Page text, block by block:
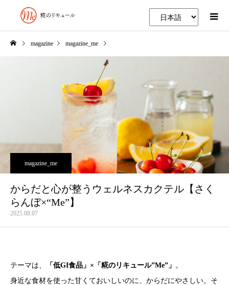
magazine magazine_me
magazine_me
からだと心が整うウェルネスカクテル【さく
らんぼ×“Me”】
2025.08.07
テーマは、 「低GI食品」×「糀のリキュール”Me”」 。
身近な食材を使った甘くておいしいのに、からだにやさしい。そ